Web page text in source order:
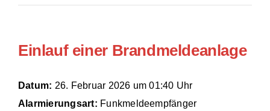
Bürgerinfo
Über uns
Einlauf einer Brandmeldeanlage
Datum: 26. Februar 2026 um 01:40 Uhr
Alarmierungsart: Funkmeldeempfänger